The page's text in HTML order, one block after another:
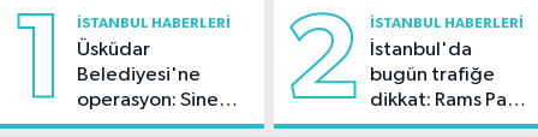
eğitiminin dokuzuncusu Ankara’da
gerçekleştirildi
Ümraniye Haberleri
1 İSTANBUL HABERLERI
Üsküdar
Belediyesi'ne
operasyon: Sinem
Dedetaş'a
2 İSTANBUL HABERLERI
İstanbul'da
bugün trafiğe
dikkat: Rams Park
çevresinde bazı